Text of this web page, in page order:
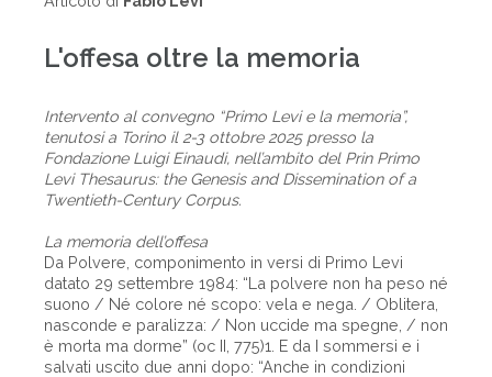
L'offesa oltre la memoria
Intervento al convegno “Primo Levi e la memoria”,
tenutosi a Torino il 2-3 ottobre 2025 presso la
Fondazione Luigi Einaudi, nell’ambito del Prin Primo
Levi Thesaurus: the Genesis and Dissemination of a
Twentieth-Century Corpus.
La memoria dell’offesa
Da Polvere, componimento in versi di Primo Levi
datato 29 settembre 1984: “La polvere non ha peso né
suono / Né colore né scopo: vela e nega. / Oblitera,
nasconde e paralizza: / Non uccide ma spegne, / non
è morta ma dorme” (oc II, 775)1. E da I sommersi e i
salvati uscito due anni dopo: “Anche in condizioni